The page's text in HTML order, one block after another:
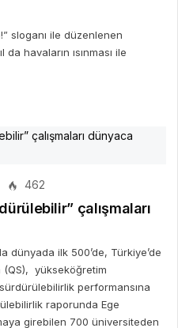
sloganı ile düzenlenen
havaların ısınması ile
462
çalışmaları
dünyada ilk 500’de, Türkiye’de
(QS), yükseköğretim
performansına
raporunda Ege
girebilen 700 üniversiteden